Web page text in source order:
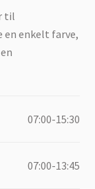
til
en enkelt farve,
07:00-15:30
07:00-13:45